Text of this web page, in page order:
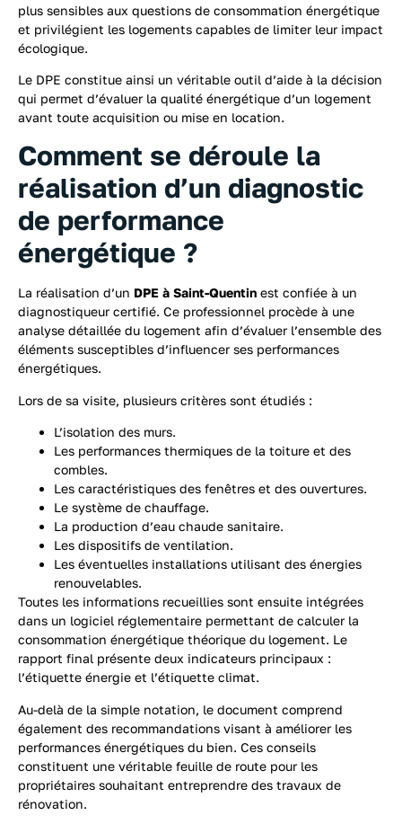
plus sensibles aux questions de consommation énergétique
et privilégient les logements capables de limiter leur impact
écologique.
Le DPE constitue ainsi un véritable outil d’aide à la décision
qui permet d’évaluer la qualité énergétique d’un logement
avant toute acquisition ou mise en location.
Comment se déroule la
réalisation d’un diagnostic
de performance
énergétique ?
La réalisation d’un DPE à Saint-Quentin est confiée à un
diagnostiqueur certifié. Ce professionnel procède à une
analyse détaillée du logement afin d’évaluer l’ensemble des
éléments susceptibles d’influencer ses performances
énergétiques.
Lors de sa visite, plusieurs critères sont étudiés :
L’isolation des murs.
Les performances thermiques de la toiture et des
combles.
Les caractéristiques des fenêtres et des ouvertures.
Le système de chauffage.
La production d’eau chaude sanitaire.
Les dispositifs de ventilation.
Les éventuelles installations utilisant des énergies
renouvelables.
Toutes les informations recueillies sont ensuite intégrées
dans un logiciel réglementaire permettant de calculer la
consommation énergétique théorique du logement. Le
rapport final présente deux indicateurs principaux :
l’étiquette énergie et l’étiquette climat.
Au-delà de la simple notation, le document comprend
également des recommandations visant à améliorer les
performances énergétiques du bien. Ces conseils
constituent une véritable feuille de route pour les
propriétaires souhaitant entreprendre des travaux de
rénovation.